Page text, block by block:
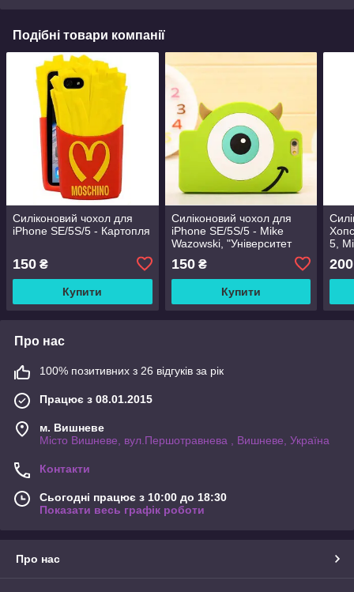
Подібні товари компанії
Силіконовий чохол для
iPhone SE/5S/5 - Картопля
150 ₴
Купити
Силіконовий чохол для
iPhone SE/5S/5 - Mike
Wazowski, "Університет
150₴
Купити
5,
200
Про нас
100% позитивних з 26 відгуків за рік
Працює з 08.01.2015
м. Вишневе
Місто Вишневе, вул.Першотравнева , Вишневе, Україна
Контакти
Сьогодні працює з 10:00 до 18:30
Показати весь графік роботи
Про нас